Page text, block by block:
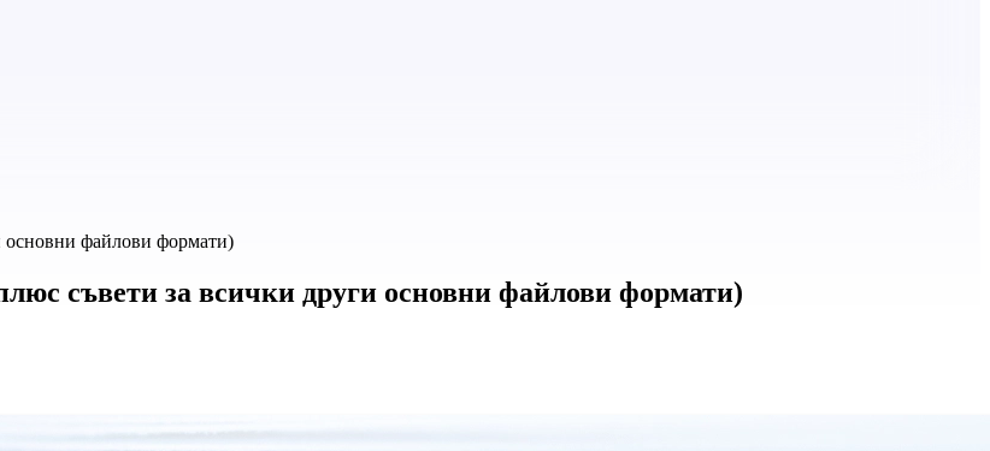
основни файлови формати)
съвети за всички други основни файлови формати)